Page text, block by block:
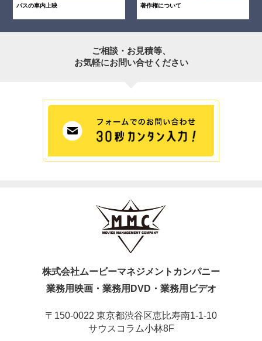
バスの車内上映 著作権について
ご相談・お見積等、
お気軽にお問い合せください
株式会社ムービーマネジメントカンパニー
業務用映画・業務用DVD・業務用ビデオ
〒150-0022 東京都渋谷区恵比寿南1-1-10
サウスコラム小林8F